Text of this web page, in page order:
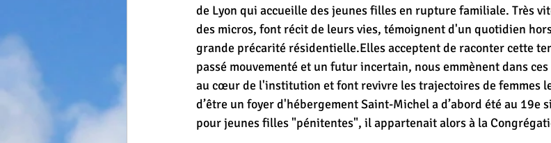
de Lyon qui accueille des jeunes filles en rupture familiale. Très
des micros, font récit de leurs vies, témoignent d'un quotidien
grande précarité résidentielle.Elles acceptent de raconter cette
passé mouvementé et un futur incertain, nous emmènent dans
au cœur de l'institution et font revivre les trajectoires de femmes
d’être un foyer d'hébergement Saint-Michel a d’abord été au 19e
pour jeunes filles "pénitentes", il appartenait alors à la